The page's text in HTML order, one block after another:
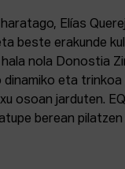
Elías
beste erakunde
nola Donostia
dinamiko eta
osoan jarduten.
berean